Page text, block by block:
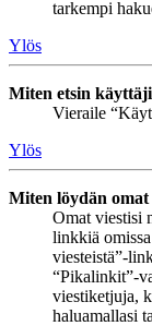
tarkempi
Ylös
Miten etsin
Vieraile
Ylös
Miten löydän
Omat viestisi
linkkiä
viesteistä”-
“Pikalinkit”-
viestiketjuja,
haluamallasi